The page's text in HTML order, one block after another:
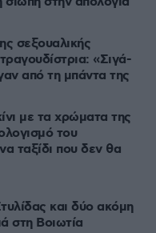
σεξουαλικής
«Σιγά-
από τη μπάντα της
με τα χρώματα της
του
ταξίδι που δεν θα
και δύο ακόμη
στη Βοιωτία